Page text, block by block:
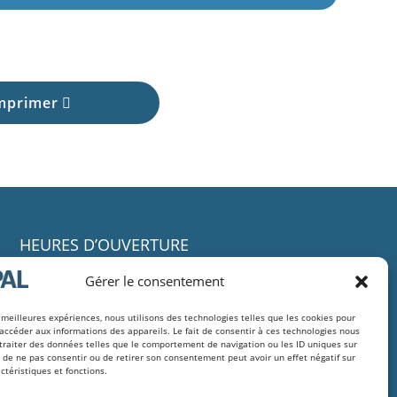
Gérer le consentement
expériences, nous utilisons des technologies telles que les cookies pour
aux informations des appareils. Le fait de consentir à ces technologies nous
des données telles que le comportement de navigation ou les ID uniques sur
ne pas consentir ou de retirer son consentement peut avoir un effet négatif sur
et fonctions.
HEURES D’OUVERTURE
Fermé
Mardi
9h à 16h
Mercredi
9h à 16h
Jeudi
9h à 16h
Vendredi